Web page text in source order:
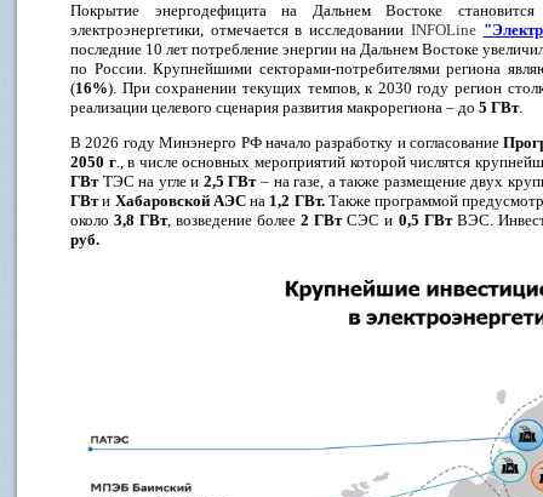
Покрытие энергодефицита на Дальнем Востоке
электроэнергетики, отмечается в исследовании INFOLine
последние 10 лет потребление энергии на Дальнем Востоке
по России. Крупнейшими секторами-потребителями региона
(16%). При сохранении текущих темпов, к 2030 году регион
реализации целевого сценария развития макрорегиона – до 5 ГВт.
В 2026 году Минэнерго РФ начало разработку и согласование
2050 г., в числе основных мероприятий которой числятся
ГВтТЭС на угле и 2,5 ГВт– на газе, а также размещение двух
ГВти Хабаровской АЭСна 1,2 ГВт. Также программой
около3,8 ГВт, возведение более2 ГВтСЭС и 0,5 ГВтВЭС.
руб.